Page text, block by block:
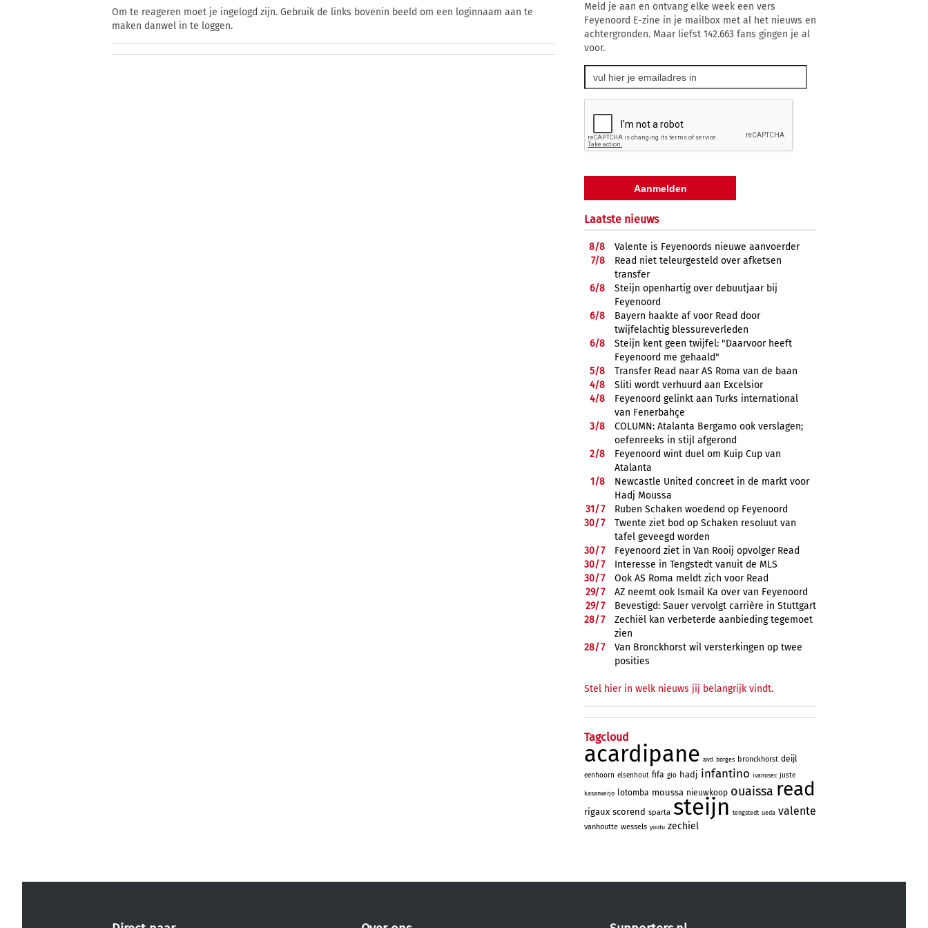
Om te reageren moet je ingelogd zijn. Gebruik de links bovenin beeld om een loginnaam aan te
maken danwel in te loggen.
Meld je aan en ontvang elke week een vers
Feyenoord E-zine in je mailbox met al het nieuws en
achtergronden. Maar liefst 142.663 fans gingen je al
voor.
Laatste nieuws
8/8
Valente is Feyenoords nieuwe aanvoerder
7/8
Read niet teleurgesteld over afketsen
transfer
6/8
Steijn openhartig over debuutjaar bij
Feyenoord
6/8
Bayern haakte af voor Read door
twijfelachtig blessureverleden
6/8
Steijn kent geen twijfel: "Daarvoor heeft
Feyenoord me gehaald"
5/8
Transfer Read naar AS Roma van de baan
4/8
Sliti wordt verhuurd aan Excelsior
4/8
Feyenoord gelinkt aan Turks international
van Fenerbahçe
3/8
COLUMN: Atalanta Bergamo ook verslagen;
oefenreeks in stijl afgerond
2/8
Feyenoord wint duel om Kuip Cup van
Atalanta
1/8
Newcastle United concreet in de markt voor
Hadj Moussa
31/7
Ruben Schaken woedend op Feyenoord
30/7
Twente ziet bod op Schaken resoluut van
tafel geveegd worden
30/7
Feyenoord ziet in Van Rooij opvolger Read
30/7
Interesse in Tengstedt vanuit de MLS
30/7
Ook AS Roma meldt zich voor Read
29/7
AZ neemt ook Ismail Ka over van Feyenoord
29/7
Bevestigd: Sauer vervolgt carrière in Stuttgart
28/7
Zechiël kan verbeterde aanbieding tegemoet
zien
28/7
Van Bronckhorst wil versterkingen op twee
posities
Stel hier in welk nieuws jij belangrijk vindt.
Tagcloud
acardipane aivd borges bronckhorst deijl
eenhoorn elsenhout fifa gio hadj infantino ivanusec juste
kasanwirjo lotomba moussa nieuwkoop ouaissa read
rigaux scorend sparta steijn tengstedt ueda valente
vanhoutte wessels youtu zechiel